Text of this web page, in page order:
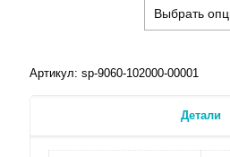
Артикул: sp-9060-102000-00001
Детали